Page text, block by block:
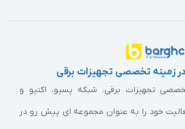
زمینه تخصصی تجهیزات برقی
تجهیزات برقی، شبکه پسیو، اکتیو و
خود را به عنوان مجموعه ای پیش رو در